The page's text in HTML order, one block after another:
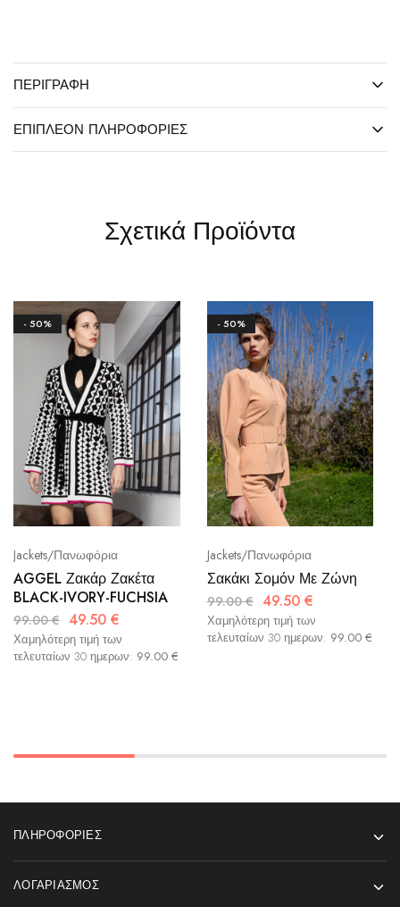
ΠΕΡΙΓΡΑΦΉ
ΕΠΙΠΛΈΟΝ ΠΛΗΡΟΦΟΡΊΕΣ
Σχετικά Προϊόντα
- 50%
Jackets/Πανωφόρια
AGGEL Ζακάρ Ζακέτα
BLACK-IVORY-FUCHSIA
99.00€ 49.50 €
Χαμηλότερη τιμή των
τελευταίων 30 ημερων: 99.00 €
- 50%
Jackets/Πανωφόρια
Σακάκι Σομόν Με Ζώνη
99.00€ 49.50 €
Χαμηλότερη τιμή των
τελευταίων 30 ημερων: 99.00 €
ΠΛΗΡΟΦΟΡΊΕΣ
ΛΟΓΑΡΙΑΣΜΌΣ